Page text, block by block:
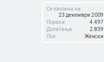
Се зачлени на:
23 декември 2009
Пораки:
4.497
Допаѓања:
2.839
Пол:
Женски